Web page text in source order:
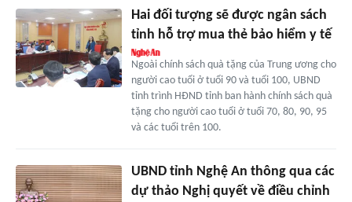
Hai đối tượng sẽ được ngân sách
tỉnh hỗ trợ mua thẻ bảo hiểm y tế
Ngoài chính sách quà tặng của Trung ương cho
người cao tuổi ở tuổi 90 và tuổi 100, UBND
tỉnh trình HĐND tỉnh ban hành chính sách quà
tặng cho người cao tuổi ở tuổi 70, 80, 90, 95
và các tuổi trên 100.
UBND tỉnh Nghệ An thông qua các
dự thảo Nghị quyết về điều chỉnh